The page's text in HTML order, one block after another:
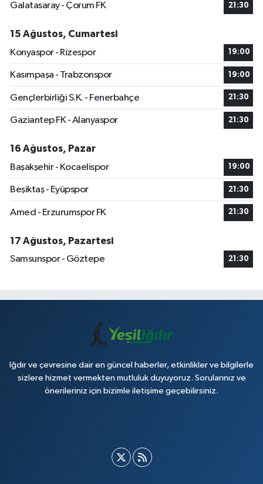
Galatasaray - Çorum FK
21:30
15 Ağustos, Cumartesi
Konyaspor - Rizespor
19:00
Kasımpaşa - Trabzonspor 19:00
Gençlerbirliği S.K. - Fenerbahçe 21:30
Gaziantep FK - Alanyaspor 21:30
16 Ağustos, Pazar
Başakşehir - Kocaelispor
19:00
Beşiktaş - Eyüpspor 21:30
Amed - Erzurumspor FK 21:30
17 Ağustos, Pazartesi
Samsunspor - Göztepe
21:30
Iğdır ve çevresine dair en güncel haberler, etkinlikler ve bilgilerle
sizlere hizmet vermekten mutluluk duyuyoruz. Sorularınız ve
önerileriniz için bizimle iletişime geçebilirsiniz.